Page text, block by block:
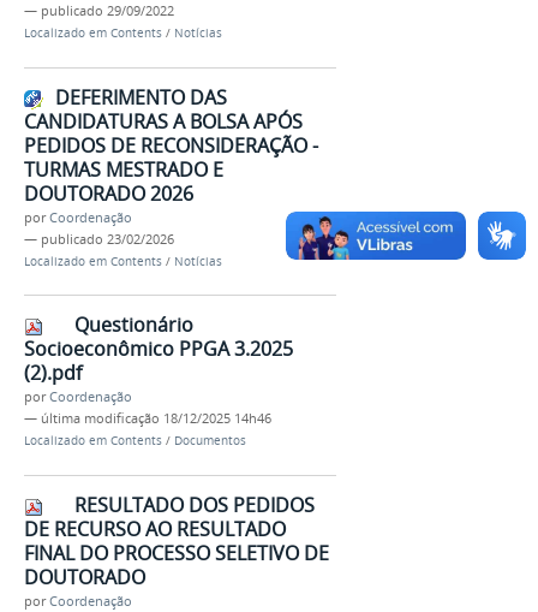
— publicado 29/09/2022
Localizado em Contents / Notícias
DEFERIMENTO DAS
CANDIDATURAS A BOLSA APÓS
PEDIDOS DE RECONSIDERAÇÃO -
TURMAS MESTRADO E
DOUTORADO 2026
porCoordenação
— publicado 23/02/2026
Localizado em Contents / Notícias
Questionário
Socioeconômico PPGA 3.2025
(2).pdf
porCoordenação
— última modificação 18/12/2025 14h46
Localizado em Contents / Documentos
RESULTADO DOS PEDIDOS
DE RECURSO AO RESULTADO
FINAL DO PROCESSO SELETIVO DE
DOUTORADO
porCoordenação